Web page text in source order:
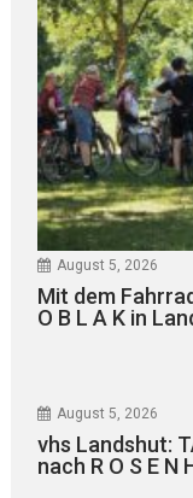
August 5, 2026
Mit dem
O B L A K in
August 5, 2026
vhs Landshut:
nach R O S E N